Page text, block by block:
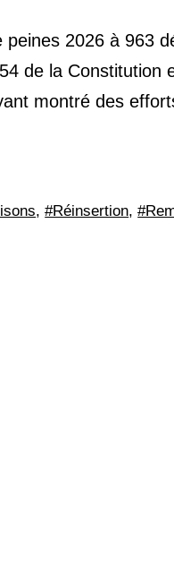
2026 à 963
de la
montré des
,#Réinsertion,